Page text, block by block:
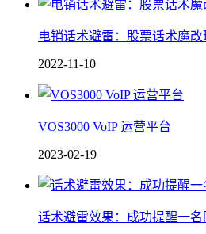
电销话术避雷：股票话术魔改
2022-11-10
VOS3000 VoIP 运营平台
2023-02-19
话术避雷效果：成功提醒一名